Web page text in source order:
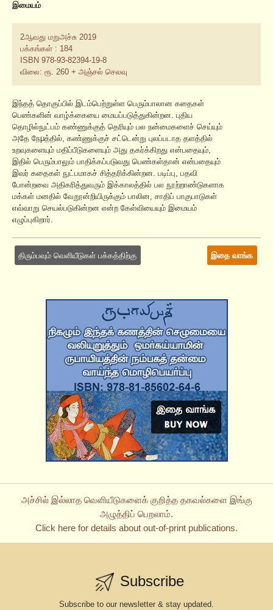
இமையம்
2ஆவது மறுஅச்சு 2019
பக்கங்கள் : 184
ISBN 978-93-82394-19-8
விலை: ரூ. 260 + அஞ்சல் செலவு
இந்தத் தொகுப்பில் இடம்பெற்றுள்ள பெரும்பாலான கதைகள்
பெண்களின் வாழ்க்கையை மையப்படுத்துகின்றன. புதிய
தொழில்நுட்பம் கண்ணுக்குத் தெரியும் பல நன்மைகளைச் செய்யும்
அதே நேμத்தில், கண்ணுக்குச் சட்டென்று புலப்படாத தளத்தில்
உறவுகளையும் மதிப்பீடுகளையும் அது தகர்க்கிறது என்பதையும்,
இதில் பெரும்பாலும் பாதிக்கப்படுவது பெண்கள்தான் என்பதையும்
இவர் கதைகள் நுட்பமாகச் சித்தரிக்கின்றன. படிப்பு, பதவி
போன்றவை அதிகரித்துவரும் இக்காலத்தில் பல நூற்றாண்டுகளாக
மக்கள் மனதில் வேறூன்றியிருக்கும் பாலின, சாதிப் பாகுபாடுகள்
எவ்வாறு செயல்படுகின்றன என்ற கேள்வியையும் இமையம்
எழுப்புகிறார்.
திரும்பவும் வெளியீடுகள் பக்கத்திற்கு இதை வாங்க
அச்சில் இல்லாத வெளியீடுகளைக் குறித்த தகவல்களை இங்கு
அழுத்திப் பெறலாம்.
Click here for details about out-of-print publications.
Subscribe
Subscribe to our newsletter & stay updated.